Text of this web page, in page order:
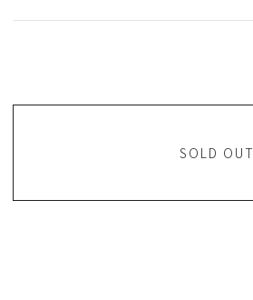
SOLD OUT